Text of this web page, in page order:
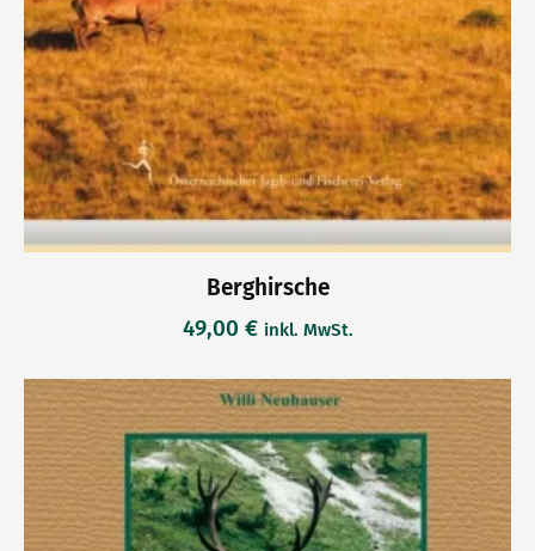
Berghirsche
49,00 € inkl. MwSt.